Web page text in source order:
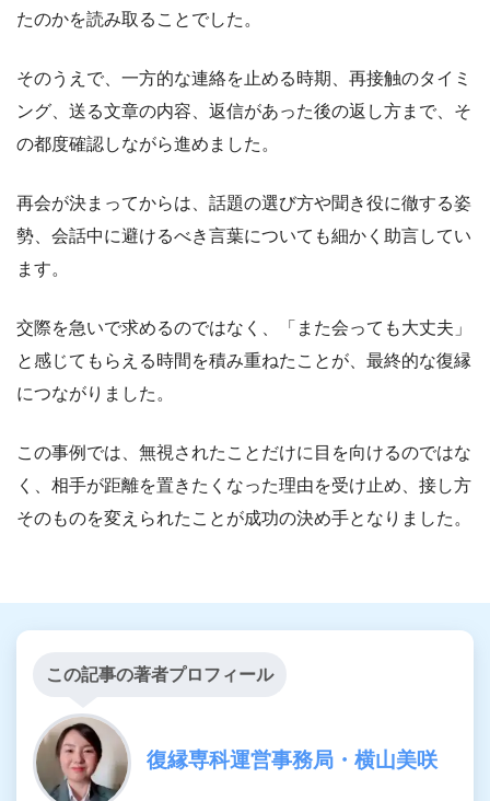
たのかを読み取ることでした。
そのうえで、一方的な連絡を止める時期、再接触のタイミ
ング、送る文章の内容、返信があった後の返し方まで、そ
の都度確認しながら進めました。
再会が決まってからは、話題の選び方や聞き役に徹する姿
勢、会話中に避けるべき言葉についても細かく助言してい
ます。
交際を急いで求めるのではなく、「また会っても大丈夫」
と感じてもらえる時間を積み重ねたことが、最終的な復縁
につながりました。
この事例では、無視されたことだけに目を向けるのではな
く、相手が距離を置きたくなった理由を受け止め、接し方
そのものを変えられたことが成功の決め手となりました。
この記事の著者プロフィール
復縁専科運営事務局・横山美咲